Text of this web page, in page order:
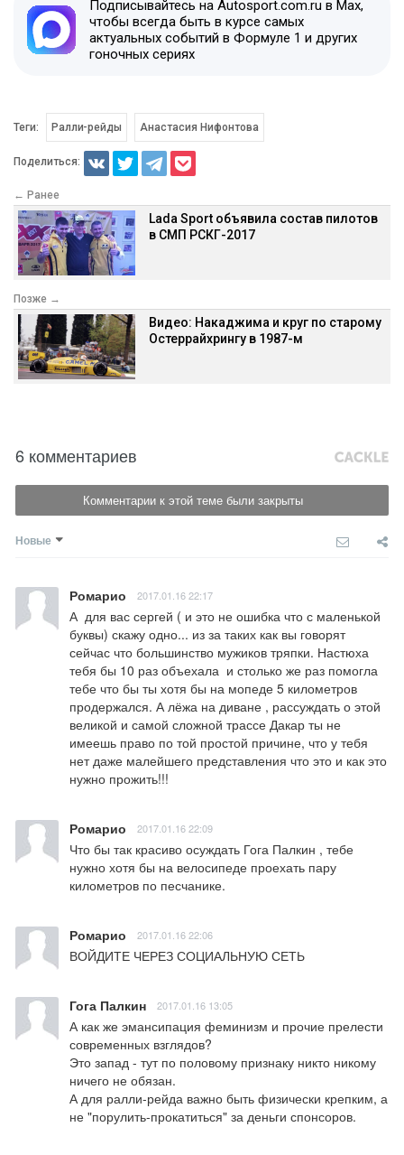
Подписывайтесь на Autosport.com.ru в Max,
чтобы всегда быть в курсе самых
актуальных событий в Формуле 1 и других
гоночных сериях
Теги: Ралли-рейды Анастасия Нифонтова
Поделиться:
← Ранее
Lada Sport объявила состав пилотов
в СМП РСКГ-2017
Позже →
Видео: Накаджима и круг по старому
Остеррайхрингу в 1987-м
6 комментариев
Комментарии к этой теме были закрыты
Новые
Ромарио 2017.01.16 22:17
А  для вас сергей ( и это не ошибка что с маленькой
буквы) скажу одно... из за таких как вы говорят
сейчас что большинство мужиков тряпки. Настюха
тебя бы 10 раз объехала  и столько же раз помогла
тебе что бы ты хотя бы на мопеде 5 километров
продержался. А лёжа на диване , рассуждать о этой
великой и самой сложной трассе Дакар ты не
имеешь право по той простой причине, что у тебя
нет даже малейшего представления что это и как это
нужно прожить!!!
Ромарио 2017.01.16 22:09
Что бы так красиво осуждать Гога Палкин , тебе
нужно хотя бы на велосипеде проехать пару
километров по песчанике.
Ромарио 2017.01.16 22:06
ВОЙДИТЕ ЧЕРЕЗ СОЦИАЛЬНУЮ СЕТЬ
Гога Палкин 2017.01.16 13:05
А как же эмансипация феминизм и прочие прелести
современных взглядов?
Это запад - тут по половому признаку никто никому
ничего не обязан.
А для ралли-рейда важно быть физически крепким, а
не "порулить-прокатиться" за деньги спонсоров.